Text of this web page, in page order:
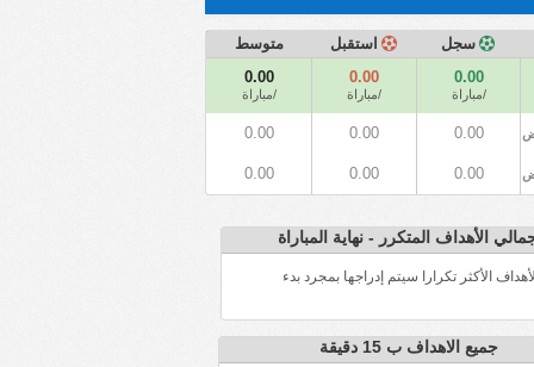
سجل استقبل
متوسط
0.00
/مباراة
0.00
/مباراة
0.00
/مباراة
0.00
0.00
0.00
0.00
0.00
0.00
الأهداف المتكرر - نهاية المباراة
الأكثر تكرارا سيتم إدراجها بمجرد بدء
جميع الاهداف ب 15 دقيقة